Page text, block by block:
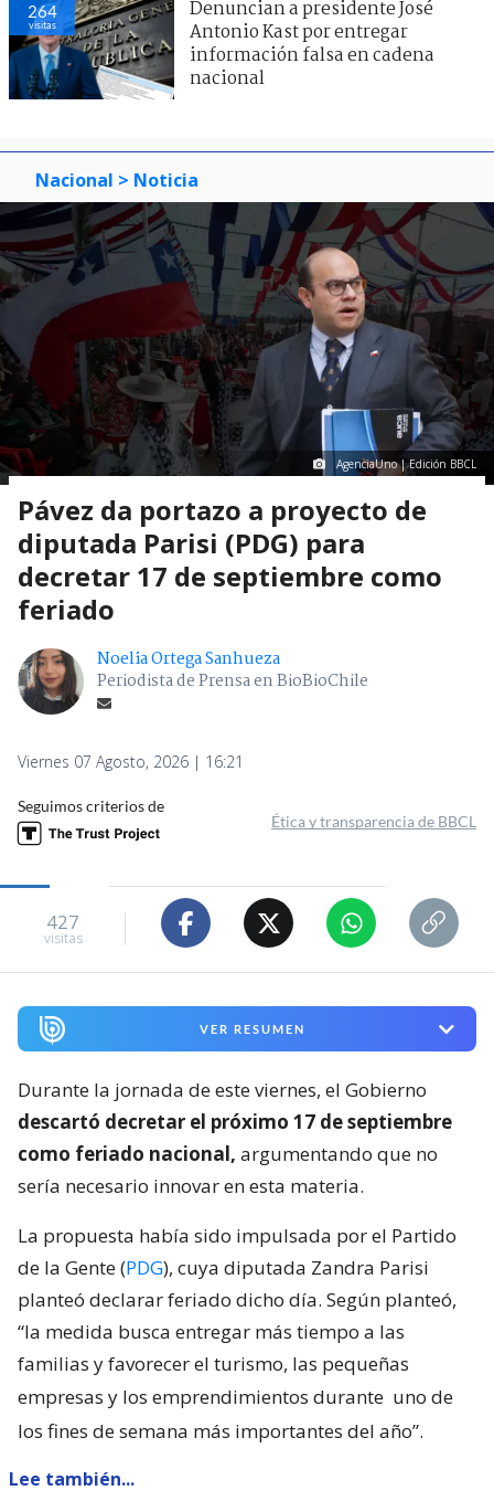
264
visitas
Denuncian a presidente José
Antonio Kast por entregar
información falsa en cadena
nacional
Nacional > Noticia
AgenciaUno | Edición BBCL
Pávez da portazo a proyecto de
diputada Parisi (PDG) para
decretar 17 de septiembre como
feriado
Noelia Ortega Sanhueza
Periodista de Prensa en BioBioChile
Viernes 07 Agosto, 2026 | 16:21
Seguimos criterios de
Ética y transparencia de BBCL
427
visitas
VER RESUMEN
Durante la jornada de este viernes, el Gobierno
descartó decretar el próximo 17 de septiembre
como feriado nacional, argumentando que no
sería necesario innovar en esta materia.
La propuesta había sido impulsada por el Partido
de la Gente (PDG), cuya diputada Zandra Parisi
planteó declarar feriado dicho día. Según planteó,
“la medida busca entregar más tiempo a las
familias y favorecer el turismo, las pequeñas
empresas y los emprendimientos durante uno de
los fines de semana más importantes del año”.
Lee también...